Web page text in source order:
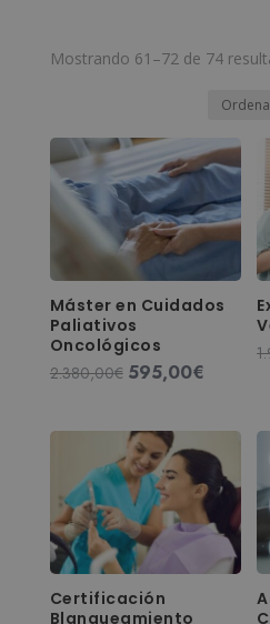
Mostrando 61–72 de 74
Máster en Cuidados
Paliativos
Oncológicos
2.380,00€ El
era:
2.380,00€.
595,00€El
es:
595,00€.
Certificación
Blanqueamiento